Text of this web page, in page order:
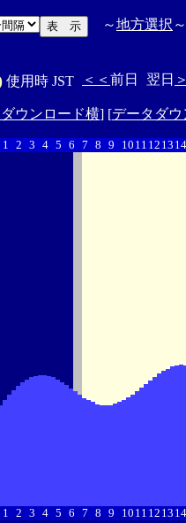
～地方選択 ～
使用時 JST ＜＜ 前日 翌日
ウンロード横] [データダ
1 2 3 4 5 6 7 8 9 10 11 12 13 14
1 2 3 4 5 6 7 8 9 10 11 12 13 14